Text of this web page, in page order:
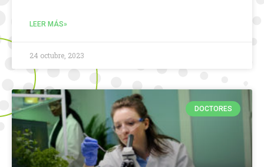
LEER MÁS»
24 octubre, 2023
DOCTORES